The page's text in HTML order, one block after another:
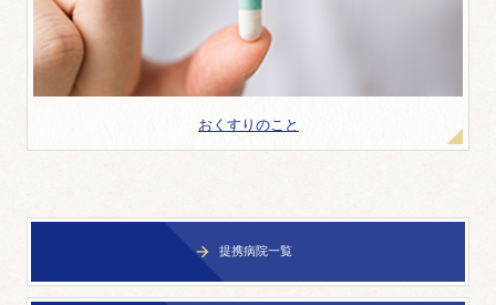
おくすりのこと
 提携病院一覧